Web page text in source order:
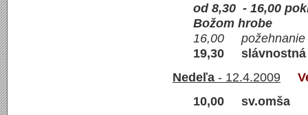
od 8,30 - 16,00
Božom hrobe
16,00 požehnanie
19,30
Nedeľa - 12.4.2009
10,00 sv.omša